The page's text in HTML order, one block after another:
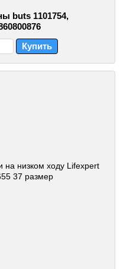
buts 1101754,
Купить